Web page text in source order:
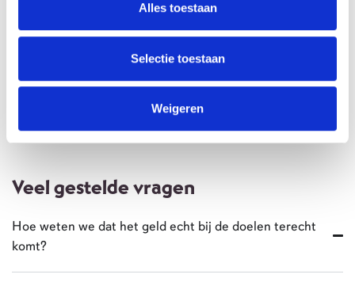
Alles toestaan
Selectie toestaan
Weigeren
Veel gestelde vragen
Hoe weten we dat het geld echt bij de doelen terecht
komt?